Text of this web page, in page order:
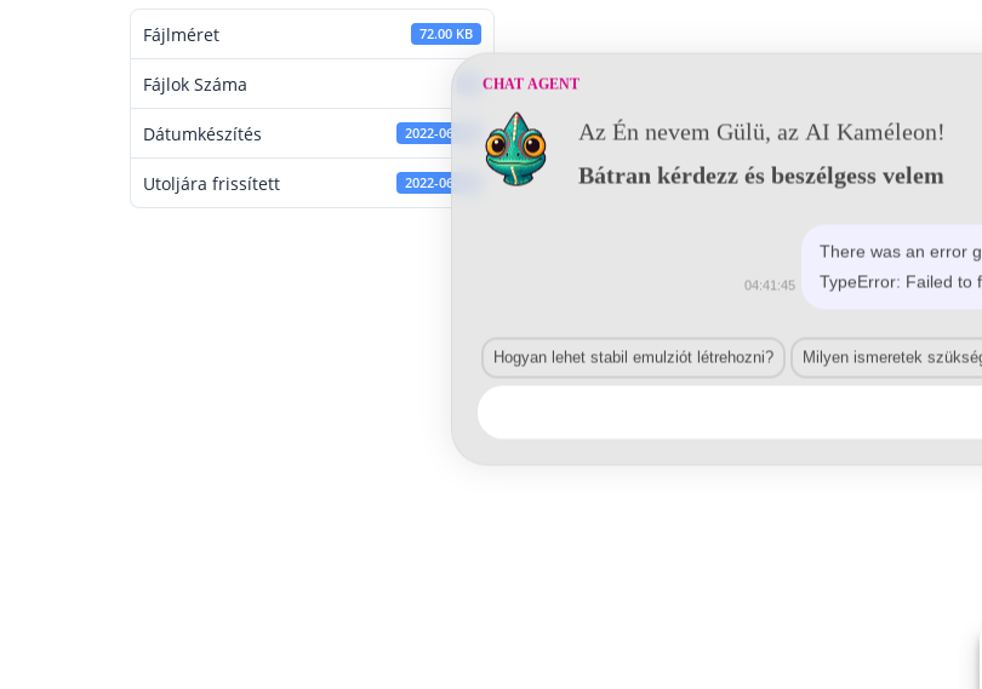
Fájlméret 72.00 KB
Fájlok Száma
Dátumkészítés 2022-06-13
Utoljára frissített 2022-06-13
CHAT AGENT
Az Én nevem Gülü, az AI Kaméleon!
Bátran kérdezz és beszélgess velem
There was an error
TypeError: Failed to
04:41:45
Hogyan lehet stabil emulziót létrehozni? Milyen ismeretek